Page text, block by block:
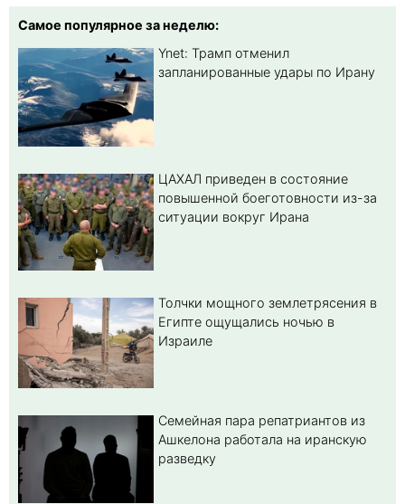
Самое популярное за неделю:
Ynet: Трамп отменил
запланированные удары по Ирану
ЦАХАЛ приведен в состояние
повышенной боеготовности из-за
ситуации вокруг Ирана
Толчки мощного землетрясения в
Египте ощущались ночью в
Израиле
Семейная пара репатриантов из
Ашкелона работала на иранскую
разведку